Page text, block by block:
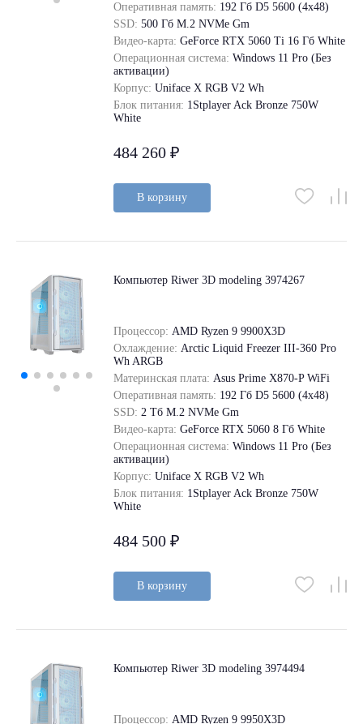
Оперативная память: 192 Гб D5 5600 (4х48)
SSD: 500 Гб M.2 NVMe Gm
Видео-карта: GeForce RТХ 5060 Ti 16 Гб White
Операционная система: Windows 11 Pro (Без
активации)
Корпус: Uniface X RGB V2 Wh
Блок питания: 1Stplayer Ack Bronze 750W
White
484 260 ₽
В корзину
Компьютер Riwer 3D modeling 3974267
Процессор: AMD Ryzen 9 9900X3D
Охлаждение: Arctic Liquid Freezer III-360 Pro
Wh ARGB
Материнская плата: Asus Prime X870-P WiFi
Оперативная память: 192 Гб D5 5600 (4х48)
SSD: 2 Tб M.2 NVMe Gm
Видео-карта: GeForce RTX 5060 8 Гб White
Операционная система: Windows 11 Pro (Без
активации)
Корпус: Uniface X RGB V2 Wh
Блок питания: 1Stplayer Ack Bronze 750W
White
484 500 ₽
В корзину
Компьютер Riwer 3D modeling 3974494
Процессор: AMD Ryzen 9 9950X3D